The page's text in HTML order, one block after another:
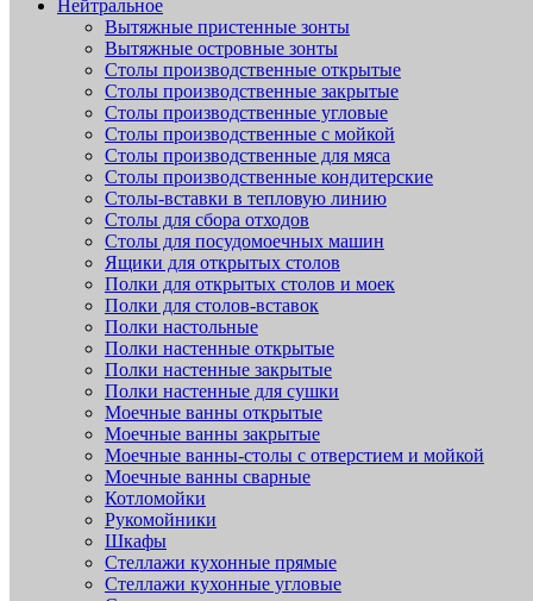
Нейтральное
Вытяжные пристенные зонты
Вытяжные островные зонты
Столы производственные открытые
Столы производственные закрытые
Столы производственные угловые
Столы производственные с мойкой
Столы производственные для мяса
Столы производственные кондитерские
Столы-вставки в тепловую линию
Столы для сбора отходов
Столы для посудомоечных машин
Ящики для открытых столов
Полки для открытых столов и моек
Полки для столов-вставок
Полки настольные
Полки настенные открытые
Полки настенные закрытые
Полки настенные для сушки
Моечные ванны открытые
Моечные ванны закрытые
Моечные ванны-столы с отверстием и мойкой
Моечные ванны сварные
Котломойки
Рукомойники
Шкафы
Стеллажи кухонные прямые
Стеллажи кухонные угловые